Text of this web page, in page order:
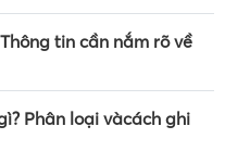
tin cần nắm rõ về
Phân loại vàcách ghi